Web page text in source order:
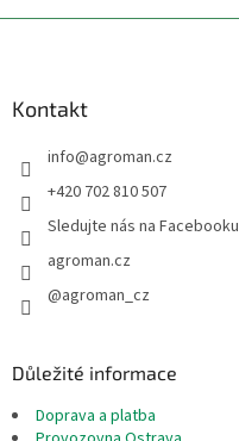
Kontakt
info@agroman.cz
+420 702 810 507
Sledujte nás na Facebooku
agroman.cz
@agroman_cz
Důležité informace
Doprava a platba